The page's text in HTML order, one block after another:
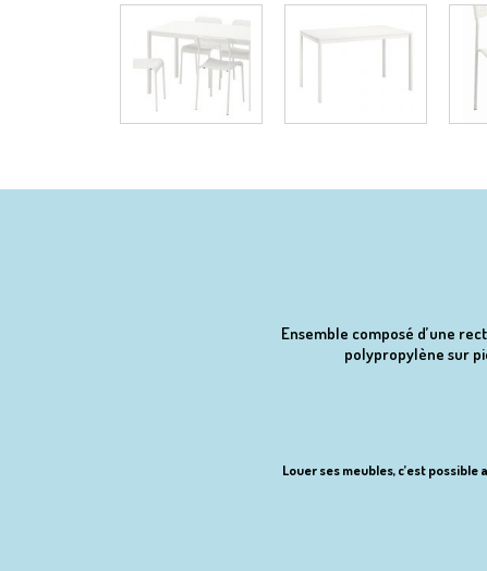
Ensemble composé d’une
polypropylène sur
Louer ses meubles, c’est